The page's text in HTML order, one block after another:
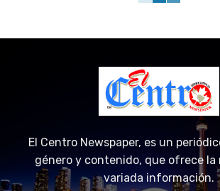
El Centro Newspaper, es un
género y contenido, que ofrece la
variada información.